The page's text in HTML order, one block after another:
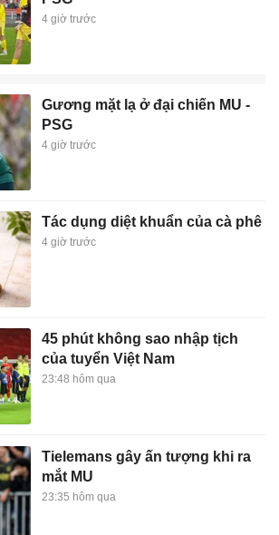
4 giờ trước
Gương mặt lạ ở đại chiến MU -
PSG
4 giờ trước
Tác dụng diệt khuẩn của cà phê
4 giờ trước
45 phút không sao nhập tịch
của tuyển Việt Nam
23:48 hôm qua
Tielemans gây ấn tượng khi ra
mắt MU
23:35 hôm qua